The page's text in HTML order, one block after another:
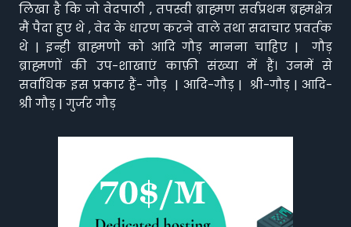
लिखा है कि जो वेदपाठी , तपस्वी ब्राह्मण सर्वप्रथम ब्रह्मक्षेत्र
मैं पैदा हुए थे , वेद के धारण करने वाले तथा सदाचार प्रवर्तक
थे | इन्ही ब्राह्मणो को आदि गौड़ मानना चाहिए | गौड़
ब्राह्मणों की उप-शाखाएं काफ़ी संख्या में हैं। उनमें से
सर्वाधिक इस प्रकार हैं- गौड़ | आदि-गौड़ | श्री-गौड़ | आदि-
श्री गौड़ | गुर्जर गौड़